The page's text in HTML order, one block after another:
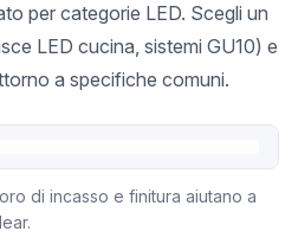
per categorie LED. Scegli un
LED cucina, sistemi GU10) e
a specifiche comuni.
di incasso e finitura aiutano a